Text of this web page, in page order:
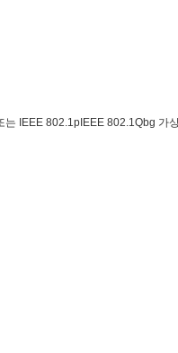
IEEE 802.1pIEEE 802.1Qbg 가